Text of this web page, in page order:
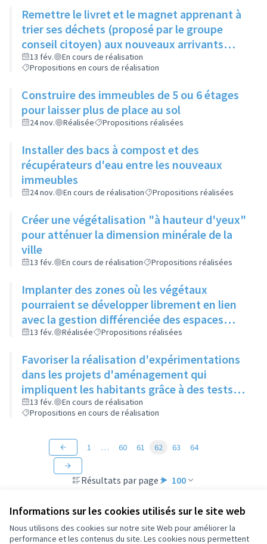
Informations sur les cookies utilisés sur le site web
Nous utilisons des cookies sur notre site Web pour améliorer la
performance et les contenus du site. Les cookies nous permettent
Remettre le livret et le magnet apprenant à
trier ses déchets (proposé par le groupe
conseil citoyen) aux nouveaux arrivants
dans le cadre de la visite de la ville
13 fév.
En cours de réalisation
Propositions en cours de réalisation
Construire des immeubles de 5 ou 6 étages
pour laisser plus de place au sol
24 nov. Réalisée Propositions réalisées
Installer des bacs à compost et des
récupérateurs d'eau entre les nouveaux
immeubles
24 nov. En cours de réalisation Propositions réalisées
Créer une végétalisation "à hauteur d'yeux"
pour atténuer la dimension minérale de la
ville
13 fév. En cours de réalisation Propositions réalisées
Implanter des zones où les végétaux
pourraient se développer librement en lien
avec la gestion différenciée des espaces
verts
13 fév. Réalisée Propositions réalisées
Favoriser la réalisation d'expérimentations
dans les projets d'aménagement qui
impliquent les habitants grâce à des tests
"grandeur nature" (mobilier, jeux, food-
truck...)
13 fév.
En cours de réalisation
Propositions en cours de réalisation
Résultats par page : 100
1 … 60 61 62 63 64
Conditions d'utilisation